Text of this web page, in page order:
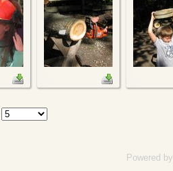
Powered by